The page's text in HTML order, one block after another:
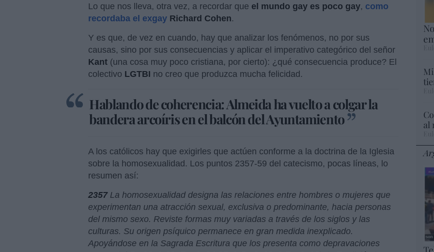
Lo que nos lleva, otra vez, a recordar que el mundo gay es poco gay, como
recordaba el exgay Richard Cohen.
Y es que, de vez en cuando, hay que analizar los fenómenos, no por sus
causas, sino por sus consecuencias y aplicar el imperativo categórico del señor
Kant (una cosa muy poco cristiana, por cierto): ¿qué consecuencia produce? El
colectivo LGTBI no creo que produzca mucha felicidad.
Hablando de coherencia: Almeida ha vuelto a colgar la
bandera arcoíris en el balcón del Ayuntamiento
A los católicos hay que exigirles que actúen conforme a la doctrina de la Iglesia
sobre la homosexualidad. Los puntos 2357-59 del catecismo, pocas líneas, lo
resumen así:
2357La homosexualidad designa las relaciones entre hombres o mujeres que
experimentan una atracción sexual, exclusiva o predominante, hacia personas
del mismo sexo. Reviste formas muy variadas a través de los siglos y las
culturas. Su origen psíquico permanece en gran medida inexplicado.
Apoyándose en la Sagrada Escritura que los presenta como depravaciones
al